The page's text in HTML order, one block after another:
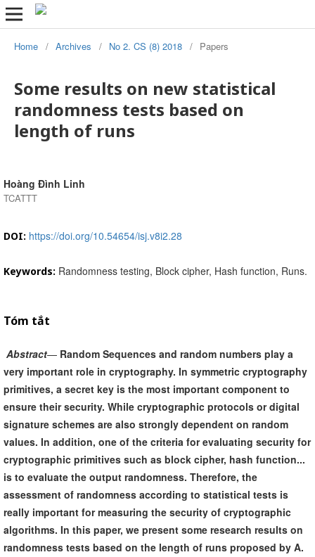
Home / Archives / No 2. CS (8) 2018 / Papers
Some results on new statistical
randomness tests based on
length of runs
Hoàng Đình Linh
TCATTT
DOI: https://doi.org/10.54654/isj.v8i2.28
Keywords: Randomness testing, Block cipher, Hash function, Runs.
Tóm tắt
Abstract— Random Sequences and random numbers play a
very important role in cryptography. In symmetric cryptography
primitives, a secret key is the most important component to
ensure their security. While cryptographic protocols or digital
signature schemes are also strongly dependent on random
values. In addition, one of the criteria for evaluating security for
cryptographic primitives such as block cipher, hash function...
is to evaluate the output randomness. Therefore, the
assessment of randomness according to statistical tests is
really important for measuring the security of cryptographic
algorithms. In this paper, we present some research results on
randomness tests based on the length of runs proposed by A.